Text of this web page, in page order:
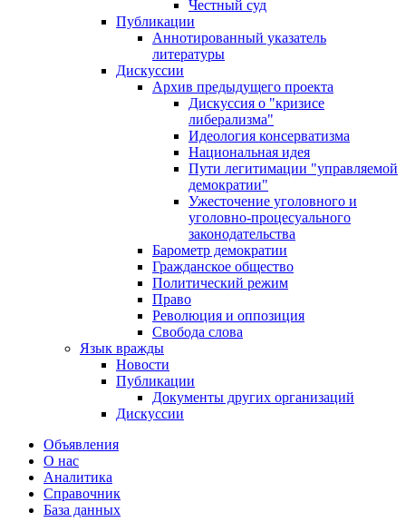
Честный суд
Публикации
Аннотированный указатель
литературы
Дискуссии
Архив предыдущего проекта
Дискуссия о "кризисе
либерализма"
Идеология консерватизма
Национальная идея
Пути легитимации "управляемой
демократии"
Ужесточение уголовного и
уголовно-процесуального
законодательства
Барометр демократии
Гражданское общество
Политический режим
Право
Революция и оппозиция
Свобода слова
Язык вражды
Новости
Публикации
Документы других организаций
Дискуссии
Объявления
О нас
Аналитика
Справочник
База данных